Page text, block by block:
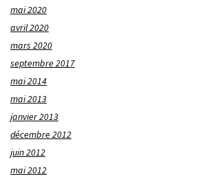
mai 2020
avril 2020
mars 2020
septembre 2017
mai 2014
mai 2013
janvier 2013
décembre 2012
juin 2012
mai 2012